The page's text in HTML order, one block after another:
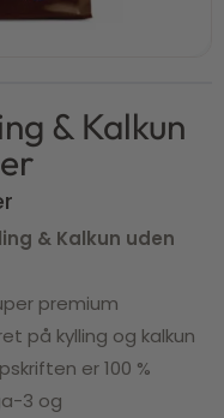
& Kalkun
& Kalkun uden
premium
på kylling og kalkun
er 100 %
3 og